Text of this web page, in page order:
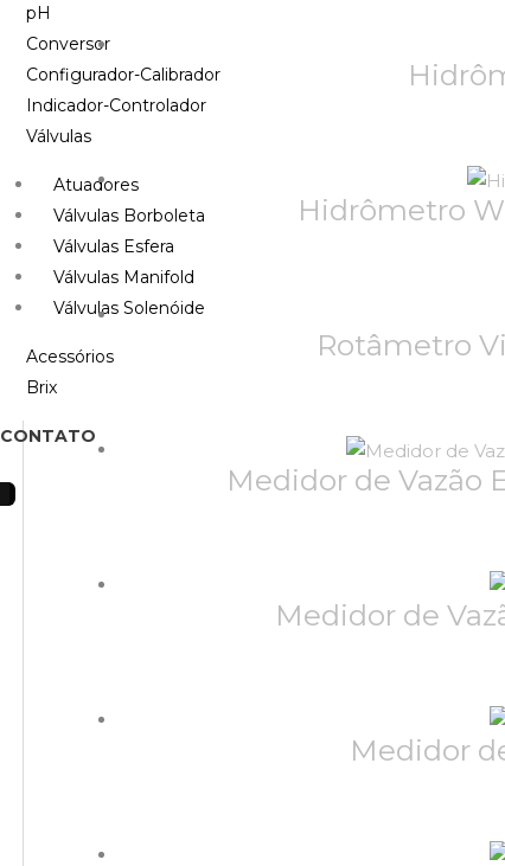
pH
Conversor
Configurador-Calibrador
Indicador-Controlador
Válvulas
Atuadores
Válvulas Borboleta
Válvulas Esfera
Válvulas Manifold
Válvulas Solenóide
Acessórios
Brix
CONTATO
Hidrômetro
Rotâmetro
Medidor de Vazão
Medidor de
Medidor